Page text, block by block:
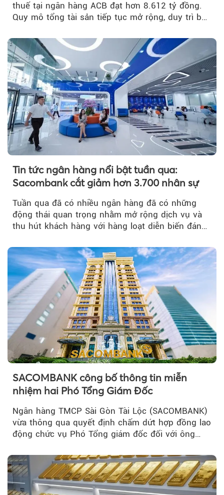
thuế tại ngân hàng ACB đạt hơn 8.612 tỷ đồng.
Quy mô tổng tài sản tiếp tục mở rộng, duy trì bộ
Tin tức ngân hàng nổi bật tuần qua:
Sacombank cắt giảm hơn 3.700 nhân sự
Tuần qua đã có nhiều ngân hàng đã có những
động thái quan trọng nhằm mở rộng dịch vụ và
thu hút khách hàng với hàng loạt diễn biến đáng
SACOMBANK công bố thông tin miễn
nhiệm hai Phó Tổng Giám Đốc
Ngân hàng TMCP Sài Gòn Tài Lộc (SACOMBANK)
vừa thông qua quyết định chấm dứt hợp đồng lao
động chức vụ Phó Tổng giám đốc đối với ông